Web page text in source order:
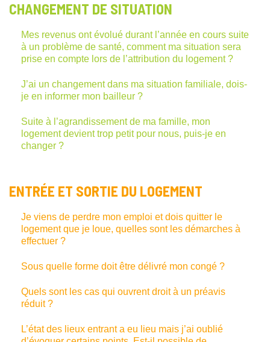
CHANGEMENT DE SITUATION
Mes revenus ont évolué durant l’année en cours suite
à un problème de santé, comment ma situation sera
prise en compte lors de l’attribution du logement ?
J’ai un changement dans ma situation familiale, dois-
je en informer mon bailleur ?
Suite à l’agrandissement de ma famille, mon
logement devient trop petit pour nous, puis-je en
changer ?
ENTRÉE ET SORTIE DU LOGEMENT
Je viens de perdre mon emploi et dois quitter le
logement que je loue, quelles sont les démarches à
effectuer ?
Sous quelle forme doit être délivré mon congé ?
Quels sont les cas qui ouvrent droit à un préavis
réduit ?
L’état des lieux entrant a eu lieu mais j’ai oublié